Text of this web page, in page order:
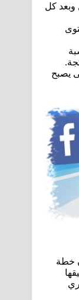
وبعد كل
يصبح
خطة